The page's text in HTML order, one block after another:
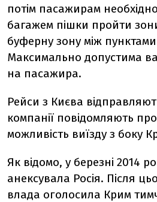
потім пасажирам
багажем пішки пройти
буферну зону між
Максимально допустима
на пасажира.
Рейси з Києва
компанії повідомляють
можливість виїзду з боку
Як відомо, у березні 2014
анексувала Росія. Після
влада оголосила Крим